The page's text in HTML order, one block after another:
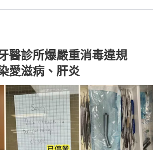
醫診所爆嚴重消毒違規
愛滋病、肝炎